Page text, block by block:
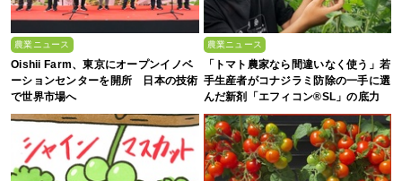
農業ニュース
Oishii Farm、東京にオープンイノベ
ーションセンターを開所 日本の技術
で世界市場へ
農業ニュース
「トマト農家なら間違いなく使う」若
手生産者がコナジラミ防除の一手に選
んだ新剤「エフィコン®SL」の底力